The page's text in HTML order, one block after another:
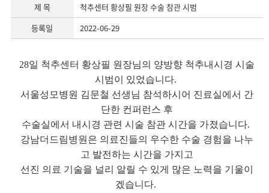
제 목
척추센터 황상필 원장 수술 참관 시범
등록일
2022-06-29
28일 척추센터 황상필 원장님의 양방향 척추내시경 시술
시범이 있었습니다.
서울성모병원 김문철 선생님 참석하시어 진료실에서 간
단한 컨퍼런스 후
수술실에서 내시경 관련 시술 참관 시간을 가졌습니다.
강남더드림병원은 의료진들의 우수한 수술 경험을 나누
고 발전하는 시간을 가지고
선진 의료 기술을 널리 알릴 수 있게 많은 노력을 기울이
겠습니다.